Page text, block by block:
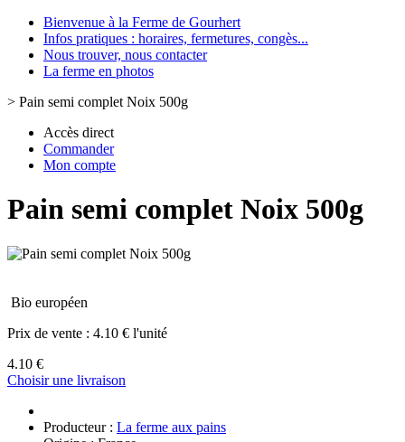
Bienvenue à la Ferme de Gourhert
Infos pratiques : horaires, fermetures, congès...
Nous trouver, nous contacter
La ferme en photos
> Pain semi complet Noix 500g
Accès direct
Commander
Mon compte
Pain semi complet Noix 500g
Bio européen
Prix de vente : 4.10 € l'unité
4.10 €
Choisir une livraison
Producteur : La ferme aux pains